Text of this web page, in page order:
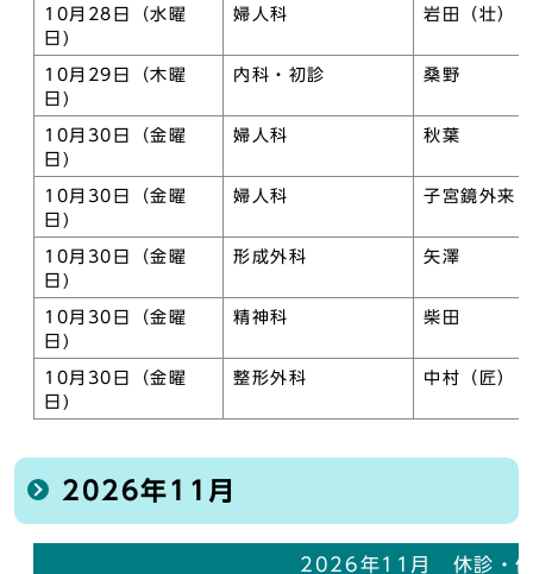
10月28日（水曜
日)
婦人科 岩田（壮）
10月29日（木曜
日)
内科・初診 桑野
10月30日（金曜
日)
婦人科 秋葉
10月30日（金曜
日)
婦人科 子宮鏡外来
10月30日（金曜
日)
形成外科 矢澤
10月30日（金曜
日)
精神科 柴田
10月30日（金曜
日)
整形外科 中村（匠）
2026年11月
2026年11月 休診・代